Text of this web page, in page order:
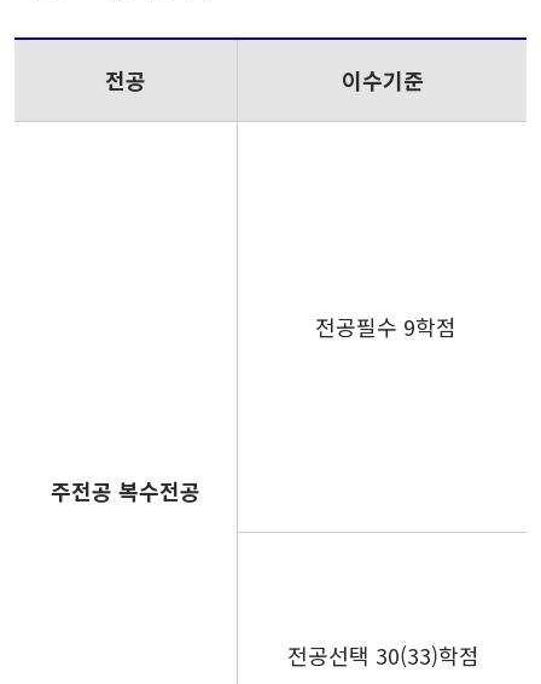
전공 이수기준
주전공 복수전공
전공필수 9학점
전공선택 30(33)학점